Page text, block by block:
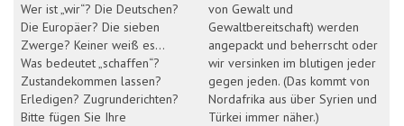
Wer ist „wir“? Die Deutschen?
Die Europäer? Die sieben
Zwerge? Keiner weiß es…
Was bedeutet „schaffen“?
Zustandekommen lassen?
Erledigen? Zugrunderichten?
Bitte fügen Sie Ihre
von Gewalt und
Gewaltbereitschaft) werden
angepackt und beherrscht oder
wir versinken im blutigen jeder
gegen jeden. (Das kommt von
Nordafrika aus über Syrien und
Türkei immer näher.)